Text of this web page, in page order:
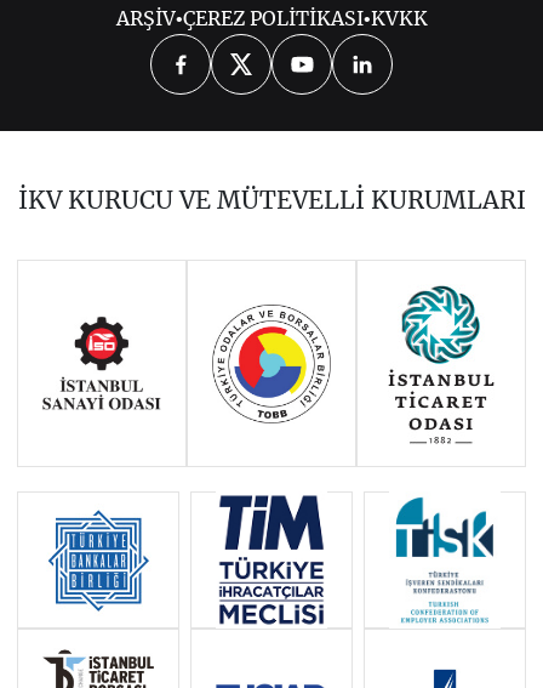
2026 2025 2024
2023 2022 2021
ARŞİV•ÇEREZ POLİTİKASI•KVKK
İKV KURUCU VE MÜTEVELLİ KURUMLARI